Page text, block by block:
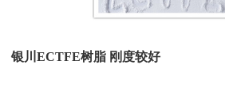
银川ECTFE树脂 刚度较好